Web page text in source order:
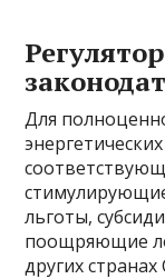
Для
льготы,
поощряющие
других